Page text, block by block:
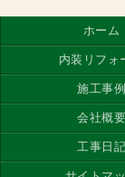
ホーム
内装リフォ
施工事例
会社概要
工事日記